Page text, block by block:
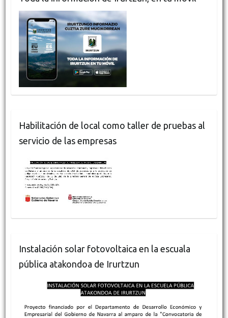
Habilitación de local como taller de pruebas al
servicio de las empresas
Instalación solar fotovoltaica en la escuala
pública atakondoa de Irurtzun